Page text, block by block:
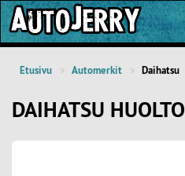
Etusivu Automerkit Daihatsu
DAIHATSU HUOLTO